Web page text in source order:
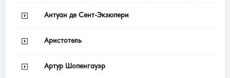
Антуан де Сент-Экзюпери
Аристотель
Артур Шопенгауэр